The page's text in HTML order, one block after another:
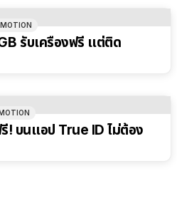
รับเครื่องฟรี แต่ติด
! บนแอป True ID ไม่ต้อง